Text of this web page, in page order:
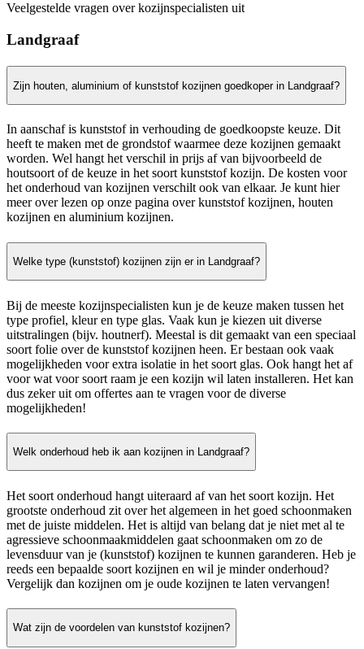
Veelgestelde vragen over kozijnspecialisten uit
Landgraaf
Zijn houten, aluminium of kunststof kozijnen goedkoper in Landgraaf?
In aanschaf is kunststof in verhouding de goedkoopste keuze. Dit
heeft te maken met de grondstof waarmee deze kozijnen gemaakt
worden. Wel hangt het verschil in prijs af van bijvoorbeeld de
houtsoort of de keuze in het soort kunststof kozijn. De kosten voor
het onderhoud van kozijnen verschilt ook van elkaar. Je kunt hier
meer over lezen op onze pagina over kunststof kozijnen, houten
kozijnen en aluminium kozijnen.
Welke type (kunststof) kozijnen zijn er in Landgraaf?
Bij de meeste kozijnspecialisten kun je de keuze maken tussen het
type profiel, kleur en type glas. Vaak kun je kiezen uit diverse
uitstralingen (bijv. houtnerf). Meestal is dit gemaakt van een speciaal
soort folie over de kunststof kozijnen heen. Er bestaan ook vaak
mogelijkheden voor extra isolatie in het soort glas. Ook hangt het af
voor wat voor soort raam je een kozijn wil laten installeren. Het kan
dus zeker uit om offertes aan te vragen voor de diverse
mogelijkheden!
Welk onderhoud heb ik aan kozijnen in Landgraaf?
Het soort onderhoud hangt uiteraard af van het soort kozijn. Het
grootste onderhoud zit over het algemeen in het goed schoonmaken
met de juiste middelen. Het is altijd van belang dat je niet met al te
agressieve schoonmaakmiddelen gaat schoonmaken om zo de
levensduur van je (kunststof) kozijnen te kunnen garanderen. Heb je
reeds een bepaalde soort kozijnen en wil je minder onderhoud?
Vergelijk dan kozijnen om je oude kozijnen te laten vervangen!
Wat zijn de voordelen van kunststof kozijnen?